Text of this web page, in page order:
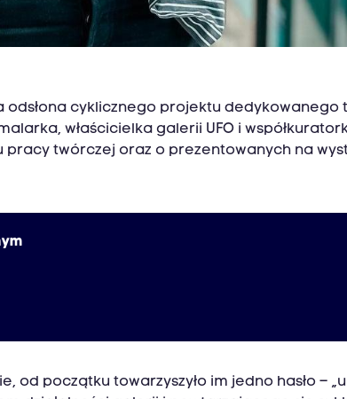
odsłona cyklicznego projektu
właścicielka galerii UFO i
twórczej oraz o prezentowanych na
początku towarzyszyło im jedno hasło –